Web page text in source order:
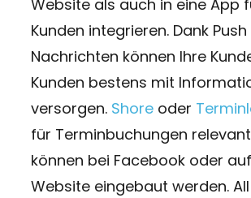
Website als auch in eine App
Kunden integrieren. Dank Push
Nachrichten können Ihre
Kunden bestens mit
versorgen. Shoreoder
für Terminbuchungen
können bei Facebook oder
Website eingebaut werden.